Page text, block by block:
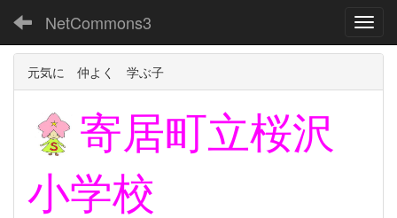
NetCommons3
元気に 仲よく 学ぶ子
寄居町立桜沢
小学校